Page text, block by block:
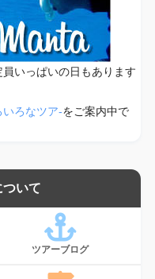
員いっぱいの日もあります
いろなツア-をご案内中で
ついて
ツアーブログ